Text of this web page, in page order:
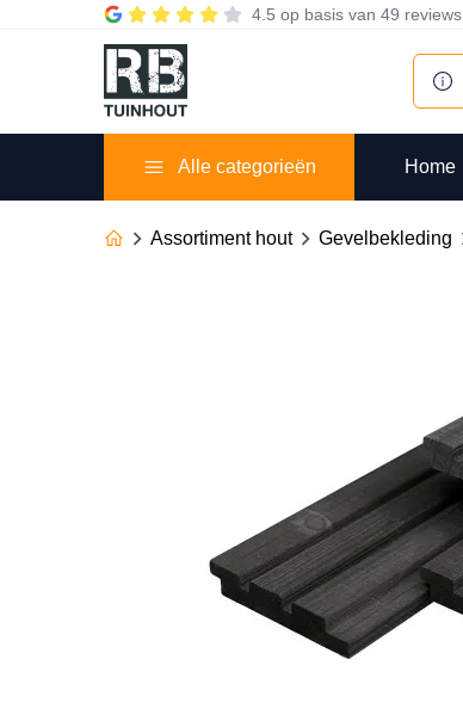
4.5 op basis van 49 reviews
Alle categorieën Home
Assortiment hout Gevelbekleding